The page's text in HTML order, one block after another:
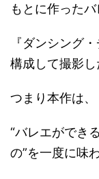
もとに作ったバ
『ダンシング
構成して撮影し
つまり本作は、
“バレエができ
の”を一度に味